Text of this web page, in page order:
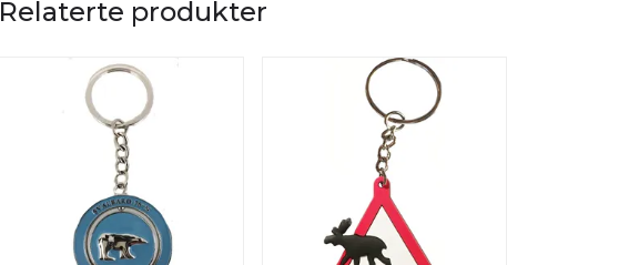
Relaterte produkter